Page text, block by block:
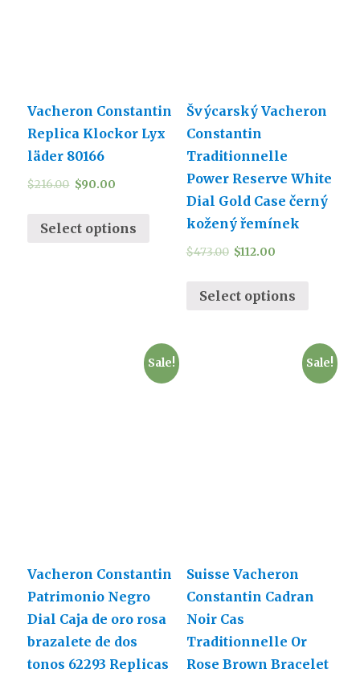
Vacheron Constantin
Replica Klockor Lyx
läder 80166
$216.00 $90.00
Select options
Švýcarský Vacheron
Constantin
Traditionnelle
Power Reserve White
Dial Gold Case černý
kožený řemínek
$473.00 $112.00
Select options
Sale!
Vacheron Constantin
Patrimonio Negro
Dial Caja de oro rosa
brazalete de dos
tonos 62293 Replicas
Sale!
Suisse Vacheron
Constantin Cadran
Noir Cas
Traditionnelle Or
Rose Brown Bracelet